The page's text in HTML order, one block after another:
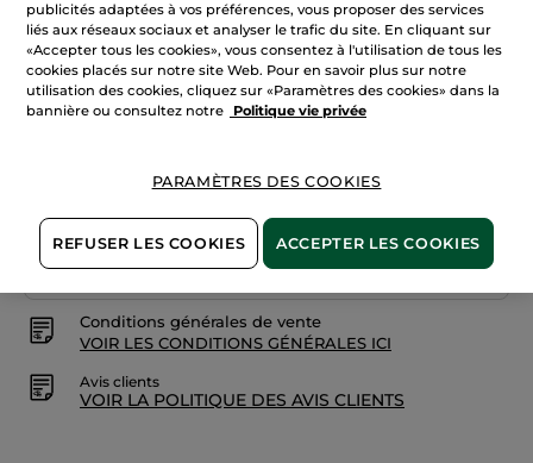
de
notation
pour
Quantité
INDISPONIBLE
Paiement sécurisé
Satisfait ou remboursé
Conditions générales de vente
VOIR LES CONDITIONS GÉNÉRALES ICI
Avis clients
VOIR LA POLITIQUE DES AVIS CLIENTS
publicités adaptées à vos préférences, vous proposer des services
liés aux réseaux sociaux et analyser le trafic du site. En cliquant sur
«Accepter tous les cookies», vous consentez à l'utilisation de tous les
cookies placés sur notre site Web. Pour en savoir plus sur notre
utilisation des cookies, cliquez sur «Paramètres des cookies» dans la
bannière ou consultez notre
Politique vie privée
PARAMÈTRES DES COOKIES
REFUSER LES COOKIES ACCEPTER LES COOKIES